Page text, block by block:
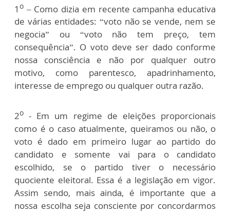
1 o – Como dizia em recente campanha educativa
de várias entidades: “voto não se vende, nem se
negocia” ou “voto não tem preço, tem
consequência”. O voto deve ser dado conforme
nossa consciência e não por qualquer outro
motivo, como parentesco, apadrinhamento,
interesse de emprego ou qualquer outra razão.
2o - Em um regime de eleições proporcionais
como é o caso atualmente, queiramos ou não, o
voto é dado em primeiro lugar ao partido do
candidato e somente vai para o candidato
escolhido, se o partido tiver o necessário
quociente eleitoral. Essa é a legislação em vigor.
Assim sendo, mais ainda, é importante que a
nossa escolha seja consciente por concordarmos